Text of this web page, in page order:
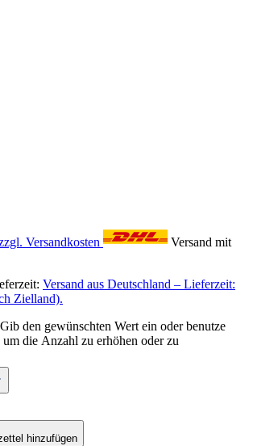
Versandkosten
Versand mit
Versand aus Deutschland – Lieferzeit:
Zielland).
den gewünschten Wert ein oder benutze
die Anzahl zu erhöhen oder zu
hinzufügen